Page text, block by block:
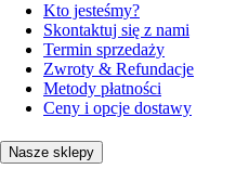
Kto jesteśmy?
Skontaktuj się z nami
Termin sprzedaży
Zwroty & Refundacje
Metody płatności
Ceny i opcje dostawy
Nasze sklepy